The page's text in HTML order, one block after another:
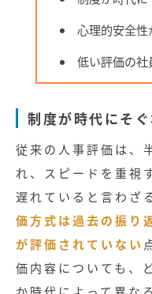
心理的安全
低い評価の
制度が時代にそ
従来の人事評価は、
れ、スピードを重視
遅れていると言わざ
価方式は過去の振り
が評価されていない
価内容についても、